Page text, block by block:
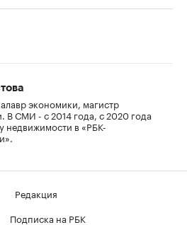
экономики, магистр
В СМИ - с 2014 года, с 2020 года
недвижимости в «РБК-
Редакция
Подписка на РБК